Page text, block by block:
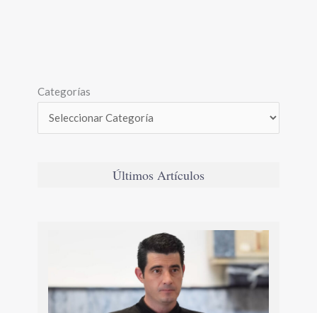
Categorías
Últimos Artículos